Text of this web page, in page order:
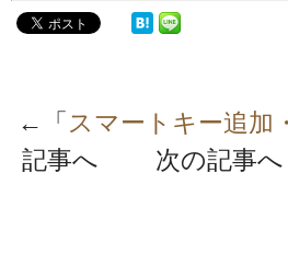
←「スマートキー追加
記事へ 次の記事へ